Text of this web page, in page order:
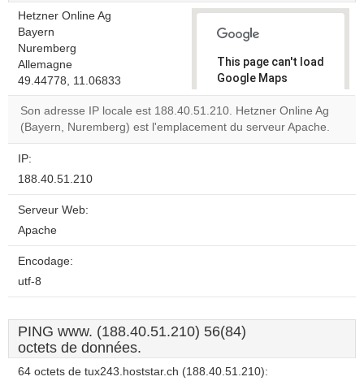
Hetzner Online Ag
Bayern
Nuremberg
Allemagne
49.44778, 11.06833
This page can't load
Google Maps
correctly.
Do you
own this
OK
Son adresse IP locale est 188.40.51.210. Hetzner Online Ag
(Bayern, Nuremberg) est l'emplacement du serveur Apache.
IP:
188.40.51.210
Serveur Web:
Apache
Encodage:
utf-8
PING www. (188.40.51.210) 56(84)
octets de données.
64 octets de tux243.hoststar.ch (188.40.51.210):